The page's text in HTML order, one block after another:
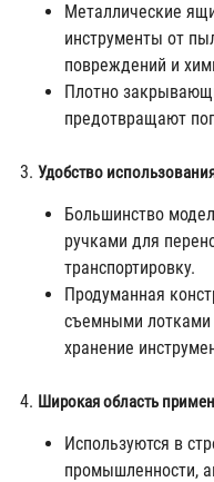
Металлические
инструменты от
повреждений и
Плотно
предотвращают
Удобство
Большинство
ручками для
транспортировку.
Продуманная
съемными лотками
хранение
Широкая область
Используются в
промышленности,